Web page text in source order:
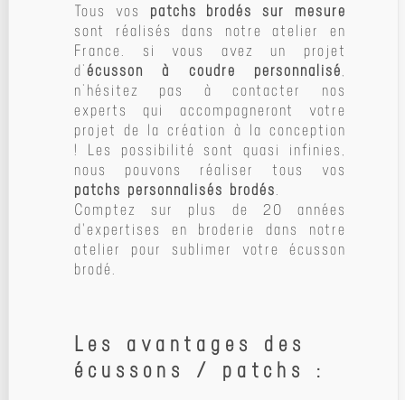
Tous vos patchs brodés sur mesure
sont réalisés dans notre atelier en
France. si vous avez un projet
d’écusson à coudre personnalisé,
n’hésitez pas à contacter nos
experts qui accompagneront votre
projet de la création à la conception
! Les possibilité sont quasi infinies,
nous pouvons réaliser tous vos
patchs personnalisés brodés.
Comptez sur plus de 20 années
d'expertises en broderie dans notre
atelier pour sublimer votre écusson
brodé.
Les avantages des
écussons / patchs :